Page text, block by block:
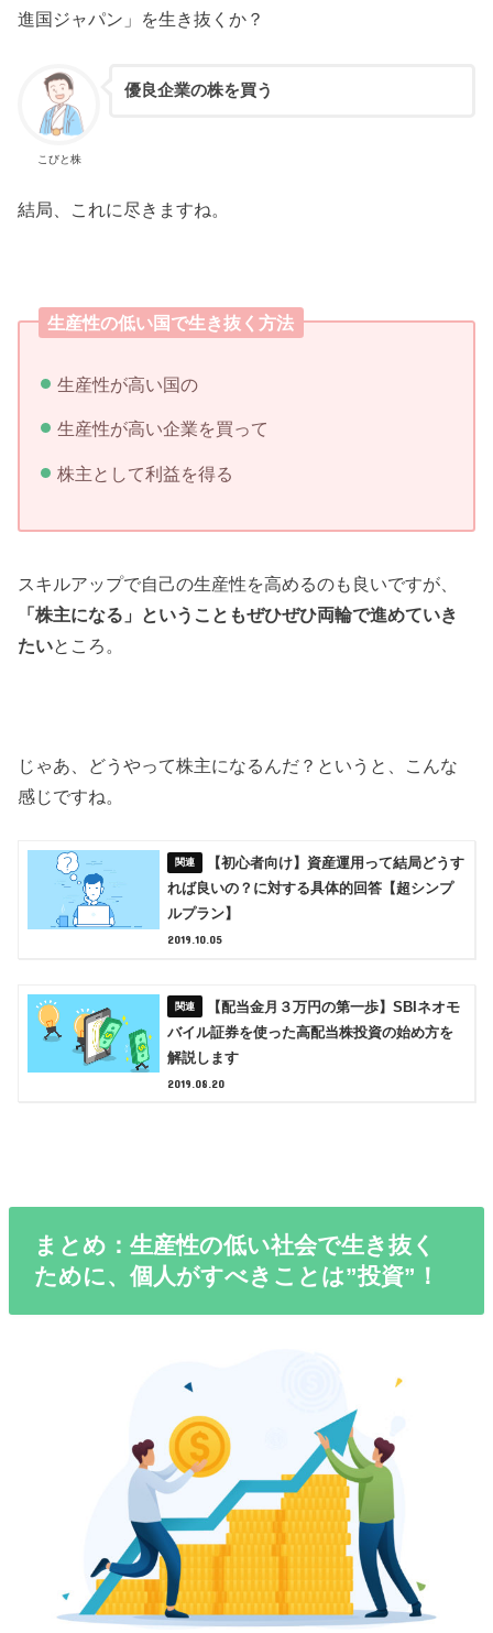
進国ジャパン」を生き抜くか？
こびと株
優良企業の株を買う
結局、これに尽きますね。
生産性の低い国で生き抜く方法
生産性が高い国の
生産性が高い企業を買って
株主として利益を得る
スキルアップで自己の生産性を高めるのも良いですが、
「株主になる」ということもぜひぜひ両輪で進めていき
たいところ。
じゃあ、どうやって株主になるんだ？というと、こんな
感じですね。
【初心者向け】資産運用って結局どうす
れば良いの？に対する具体的回答【超シンプ
ルプラン】
2019.10.05
【配当金月３万円の第一歩】SBIネオモ
バイル証券を使った高配当株投資の始め方を
解説します
2019.08.20
まとめ：生産性の低い社会で生き抜く
ために、個人がすべきことは”投資”！